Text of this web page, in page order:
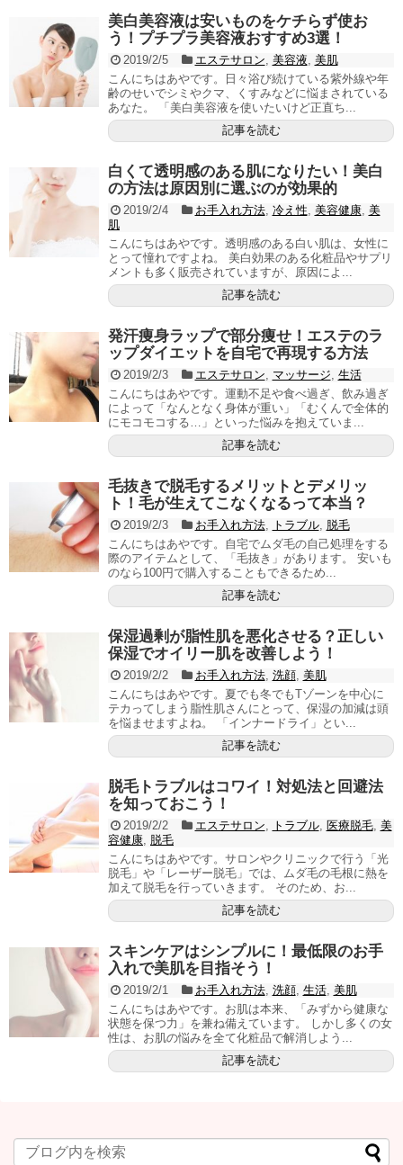
美白美容液は安いものをケチらず使お
う！プチプラ美容液おすすめ3選！
2019/2/5 エステサロン, 美容液, 美肌
こんにちはあやです。日々浴び続けている紫外線や年
齢のせいでシミやクマ、くすみなどに悩まされている
あなた。 「美白美容液を使いたいけど正直ち...
記事を読む
白くて透明感のある肌になりたい！美白
の方法は原因別に選ぶのが効果的
2019/2/4 お手入れ方法, 冷え性, 美容健康, 美
肌
こんにちはあやです。透明感のある白い肌は、女性に
とって憧れですよね。 美白効果のある化粧品やサプリ
メントも多く販売されていますが、原因によ...
記事を読む
発汗痩身ラップで部分痩せ！エステのラ
ップダイエットを自宅で再現する方法
2019/2/3 エステサロン, マッサージ, 生活
こんにちはあやです。運動不足や食べ過ぎ、飲み過ぎ
によって「なんとなく身体が重い」「むくんで全体的
にモコモコする…」といった悩みを抱えていま...
記事を読む
毛抜きで脱毛するメリットとデメリッ
ト！毛が生えてこなくなるって本当？
2019/2/3 お手入れ方法, トラブル, 脱毛
こんにちはあやです。自宅でムダ毛の自己処理をする
際のアイテムとして、「毛抜き」があります。 安いも
のなら100円で購入することもできるため...
記事を読む
保湿過剰が脂性肌を悪化させる？正しい
保湿でオイリー肌を改善しよう！
2019/2/2 お手入れ方法, 洗顔, 美肌
こんにちはあやです。夏でも冬でもTゾーンを中心に
テカってしまう脂性肌さんにとって、保湿の加減は頭
を悩ませますよね。 「インナードライ」とい...
記事を読む
脱毛トラブルはコワイ！対処法と回避法
を知っておこう！
2019/2/2 エステサロン, トラブル, 医療脱毛, 美
容健康, 脱毛
こんにちはあやです。サロンやクリニックで行う「光
脱毛」や「レーザー脱毛」では、ムダ毛の毛根に熱を
加えて脱毛を行っていきます。 そのため、お...
記事を読む
スキンケアはシンプルに！最低限のお手
入れで美肌を目指そう！
2019/2/1 お手入れ方法, 洗顔, 生活, 美肌
こんにちはあやです。お肌は本来、「みずから健康な
状態を保つ力」を兼ね備えています。 しかし多くの女
性は、お肌の悩みを全て化粧品で解消しよう...
記事を読む